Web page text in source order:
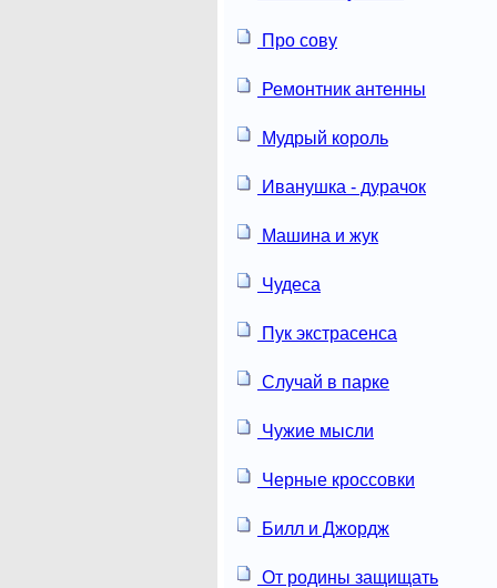
Про сову
Ремонтник антенны
Мудрый король
Иванушка - дурачок
Машина и жук
Чудеса
Пук экстрасенса
Случай в парке
Чужие мысли
Черные кроссовки
Билл и Джордж
От родины защищать